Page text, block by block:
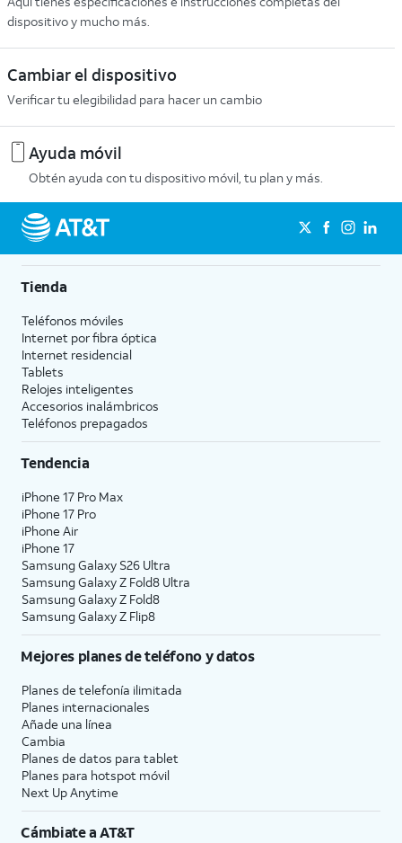
dispositivo y mucho más.
Cambiar el dispositivo
Verificar tu elegibilidad para hacer un cambio
Ayuda móvil
Obtén ayuda con tu dispositivo móvil, tu plan y más.
Tienda
Teléfonos móviles
Internet por fibra óptica
Internet residencial
Tablets
Relojes inteligentes
Accesorios inalámbricos
Teléfonos prepagados
Tendencia
iPhone 17 Pro Max
iPhone 17 Pro
iPhone Air
iPhone 17
Samsung Galaxy S26 Ultra
Samsung Galaxy Z Fold8 Ultra
Samsung Galaxy Z Fold8
Samsung Galaxy Z Flip8
Mejores planes de teléfono y datos
Planes de telefonía ilimitada
Planes internacionales
Añade una línea
Cambia
Planes de datos para tablet
Planes para hotspot móvil
Next Up Anytime
Cámbiate aAT&T